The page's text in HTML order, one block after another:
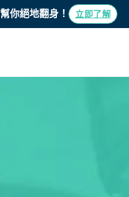
幫你絕地翻身！ 立即了解